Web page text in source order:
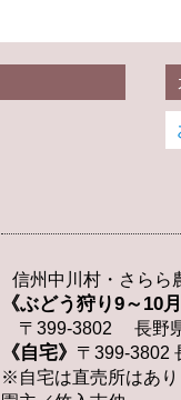
信州中川村・さらら
《ぶどう狩り9～10月
〒399-3802 長野県
《自宅》 〒399-3802
※自宅は直売所はあ